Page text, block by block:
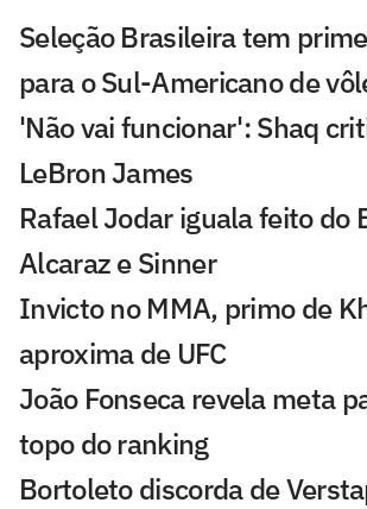
Seleção Brasileira tem
para o Sul-Americano de
'Não vai funcionar': Shaq
LeBron James
Rafael Jodar iguala feito do
Alcaraz e Sinner
Invicto no MMA, primo de
aproxima de UFC
João Fonseca revela meta
topo do ranking
Bortoleto discorda de